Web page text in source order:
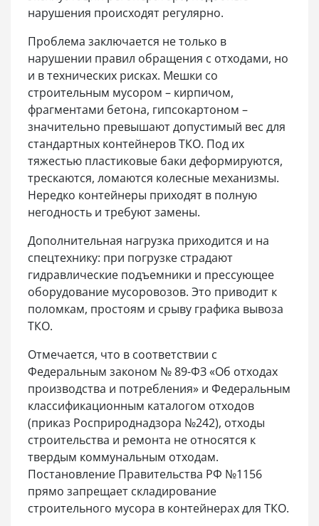
нарушения происходят регулярно.
Проблема заключается не только в
нарушении правил обращения с отходами, но
и в технических рисках. Мешки со
строительным мусором – кирпичом,
фрагментами бетона, гипсокартоном –
значительно превышают допустимый вес для
стандартных контейнеров ТКО. Под их
тяжестью пластиковые баки деформируются,
трескаются, ломаются колесные механизмы.
Нередко контейнеры приходят в полную
негодность и требуют замены.
Дополнительная нагрузка приходится и на
спецтехнику: при погрузке страдают
гидравлические подъемники и прессующее
оборудование мусоровозов. Это приводит к
поломкам, простоям и срыву графика вывоза
ТКО.
Отмечается, что в соответствии с
Федеральным законом № 89-ФЗ «Об отходах
производства и потребления» и Федеральным
классификационным каталогом отходов
(приказ Росприроднадзора №242), отходы
строительства и ремонта не относятся к
твердым коммунальным отходам.
Постановление Правительства РФ №1156
прямо запрещает складирование
строительного мусора в контейнерах для ТКО.